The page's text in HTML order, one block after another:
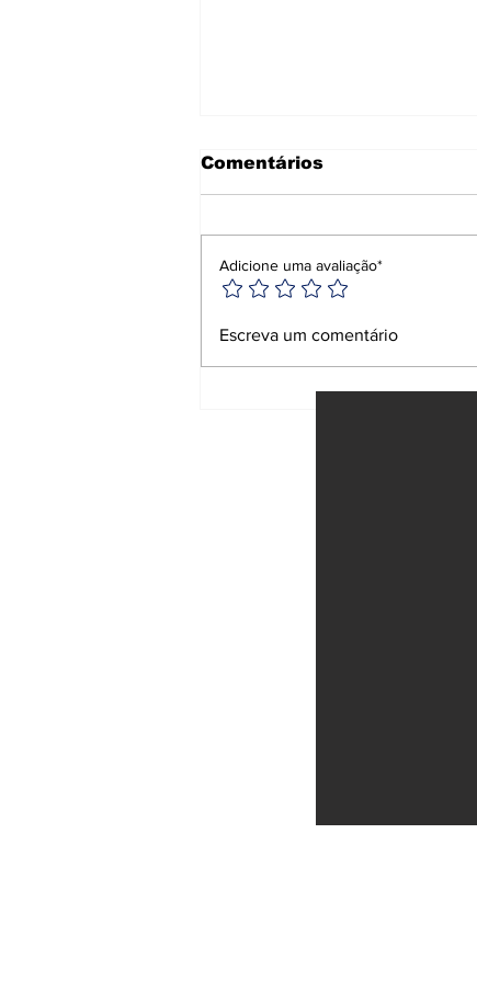
Tarifas de Trump: Brasil
impacto econômico
Comentários
Adicione uma avaliação*
Escreva um comentário